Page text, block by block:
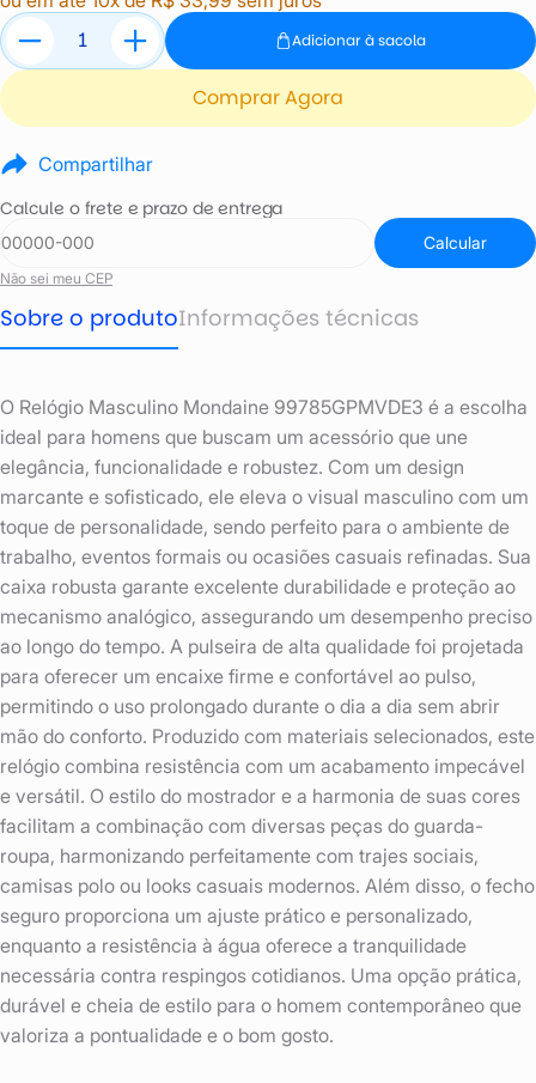
Adicionar à sacola
Comprar Agora
Compartilhar
Calcule o frete e prazo de entrega
Calcular
Não sei meu CEP
Sobre o produtoInformações técnicas
O Relógio Masculino Mondaine 99785GPMVDE3 é a escolha
ideal para homens que buscam um acessório que une
elegância, funcionalidade e robustez. Com um design
marcante e sofisticado, ele eleva o visual masculino com um
toque de personalidade, sendo perfeito para o ambiente de
trabalho, eventos formais ou ocasiões casuais refinadas. Sua
caixa robusta garante excelente durabilidade e proteção ao
mecanismo analógico, assegurando um desempenho preciso
ao longo do tempo. A pulseira de alta qualidade foi projetada
para oferecer um encaixe firme e confortável ao pulso,
permitindo o uso prolongado durante o dia a dia sem abrir
mão do conforto. Produzido com materiais selecionados, este
relógio combina resistência com um acabamento impecável
e versátil. O estilo do mostrador e a harmonia de suas cores
facilitam a combinação com diversas peças do guarda-
roupa, harmonizando perfeitamente com trajes sociais,
camisas polo ou looks casuais modernos. Além disso, o fecho
seguro proporciona um ajuste prático e personalizado,
enquanto a resistência à água oferece a tranquilidade
necessária contra respingos cotidianos. Uma opção prática,
durável e cheia de estilo para o homem contemporâneo que
valoriza a pontualidade e o bom gosto.